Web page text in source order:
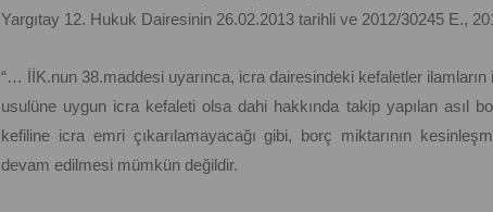
Yargıtay 12. Hukuk Dairesinin 26.02.2013 tarihli ve 2012/30245 E.,
“… İİK.nun 38.maddesi uyarınca, icra dairesindeki kefaletler
usulüne uygun icra kefaleti olsa dahi hakkında takip yapılan asıl
kefiline icra emri çıkarılamayacağı gibi, borç miktarının
devam edilmesi mümkün değildir.